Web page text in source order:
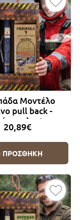
Μοντέλο
pull back -
1
20,89€
ΠΡΟΣΘΗΚΗ